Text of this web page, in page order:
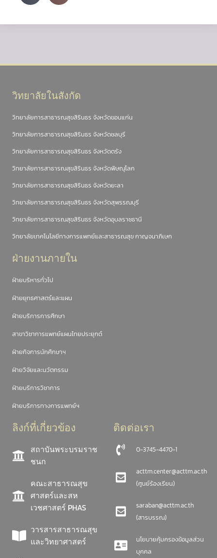
วิทยาลัยในสังกัด
วิทยาลัยการสาธารณสุขสิรินธร จังหวัดขอนแก่น
วิทยาลัยการสาธารณสุขสิรินธร จังหวัดชลบุรี
วิทยาลัยการสาธารณสุขสิรินธร จังหวัดตรัง
วิทยาลัยการสาธารณสุขสิรินธร จังหวัดพิษณุโลก
วิทยาลัยการสาธารณสุขสิรินธร จังหวัดยะลา
วิทยาลัยการสาธารณสุขสิรินธร จังหวัดสุพรรณบุรี
วิทยาลัยการสาธารณสุขสิรินธร จังหวัดอุบลราชธานี
วิทยาลัยเทคโนโลยีทางการแพทย์และสาธารณสุข กาญจนาภิเษก
ฝ่ายงานภายใน
ฝ่ายบริหารทั่วไป
ฝ่ายยุทธศาสตร์และแผน
ฝ่ายบริการการศึกษา
สาขาวิชาการแพทย์แผนไทยประยุกต์
ฝ่ายกิจการนักศึกษาฯ
ฝ่ายวิจัยและนวัตกรรม
ฝ่ายบริการวิชาการ
ฝ่ายบริการทางการแพทย์ฯ
ลิงก์ที่เกี่ยวข้อง
สถาบันพระบรมราช
ชนก
คณะสาธารณสุข
ศาสตร์และสห
เวชศาสตร์ PHAS
วารสารสาธารณสุข
และวิทยาศาสตร์
ติดต่อเรา
0-3745-4470-1
acttm.center@acttm.ac.th
(ศูนย์ร้องเรียน)
saraban@acttm.ac.th
(สารบรรณ)
นโยบายคุ้มครองข้อมูลส่วน
บุคคล